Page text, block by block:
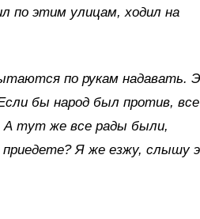
по этим улицам, ходил на
по рукам надавать.
бы народ был против,
А тут же все рады были,
приедете? Я же езжу, слышу